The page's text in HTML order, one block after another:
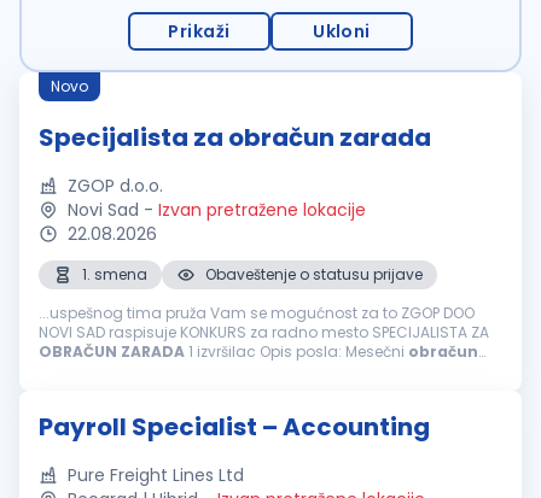
Prikaži Ukloni
Novo
Specijalista za obračun zarada
ZGOP d.o.o.
Novi Sad - Izvan pretražene lokacije
22.08.2026
1. smena
Obaveštenje o statusu prijave
...uspešnog tima pruža Vam se mogućnost za to ZGOP DOO
NOVI SAD raspisuje KONKURS za radno mesto SPECIJALISTA ZA
OBRAČUN ZARADA 1 izvršilac Opis posla: Mesečni obračun
Payroll Specialist – Accounting
Pure Freight Lines Ltd